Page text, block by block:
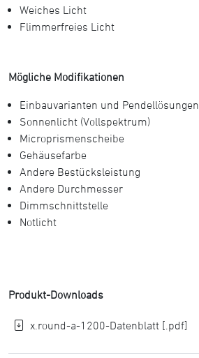
Weiches Licht
Flimmerfreies Licht
Mögliche Modifikationen
Einbauvarianten und Pendellösungen
Sonnenlicht (Vollspektrum)
Microprismenscheibe
Gehäusefarbe
Andere Bestücksleistung
Andere Durchmesser
Dimmschnittstelle
Notlicht
Produkt-Downloads
x.round-a-1200-Datenblatt [.pdf]